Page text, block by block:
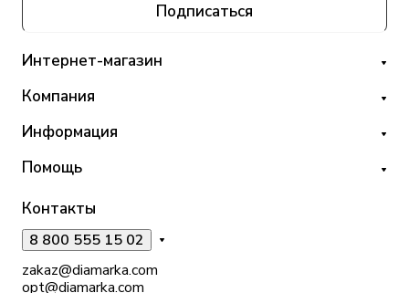
Подписаться
Интернет-магазин
Компания
Информация
Помощь
Контакты
8 800 555 15 02
zakaz@diamarka.com
opt@diamarka.com